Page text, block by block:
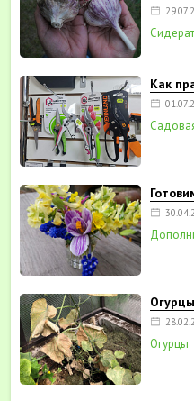
Как
Огурцы